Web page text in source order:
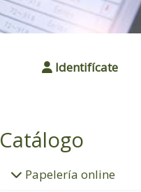
Identifícate
Catálogo
Papelería online